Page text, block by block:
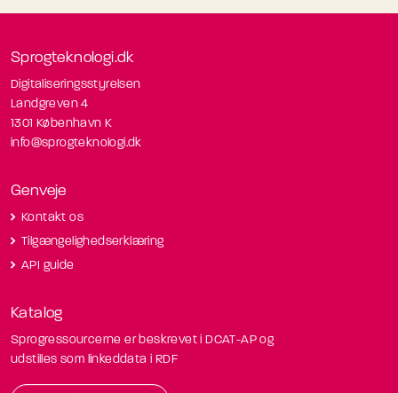
Sprogteknologi.dk
Digitaliseringsstyrelsen
Landgreven 4
1301 København K
info@sprogteknologi.dk
Genveje
Kontakt os
Tilgængelighedserklæring
API guide
Katalog
Sprogressourcerne er beskrevet i DCAT-AP og
udstilles som linkeddata i RDF